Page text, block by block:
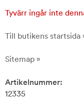
Tyvärr ingår inte
Till butikens startsida
Sitemap »
Artikelnummer:
12335